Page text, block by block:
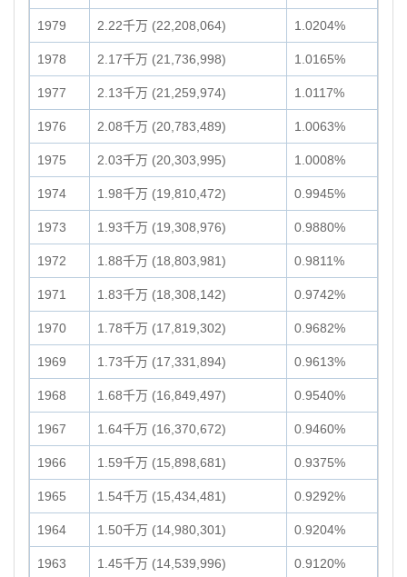
1979 2.22千万 (22,208,064) 1.0204%
1978 2.17千万 (21,736,998) 1.0165%
1977 2.13千万 (21,259,974) 1.0117%
1976 2.08千万 (20,783,489) 1.0063%
1975 2.03千万 (20,303,995) 1.0008%
1974 1.98千万 (19,810,472) 0.9945%
1973 1.93千万 (19,308,976) 0.9880%
1972 1.88千万 (18,803,981) 0.9811%
1971 1.83千万 (18,308,142) 0.9742%
1970 1.78千万 (17,819,302) 0.9682%
1969 1.73千万 (17,331,894) 0.9613%
1968 1.68千万 (16,849,497) 0.9540%
1967 1.64千万 (16,370,672) 0.9460%
1966 1.59千万 (15,898,681) 0.9375%
1965 1.54千万 (15,434,481) 0.9292%
1964 1.50千万 (14,980,301) 0.9204%
1963 1.45千万 (14,539,996) 0.9120%